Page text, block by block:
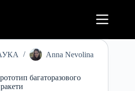
Anna Nevolina
багаторазового